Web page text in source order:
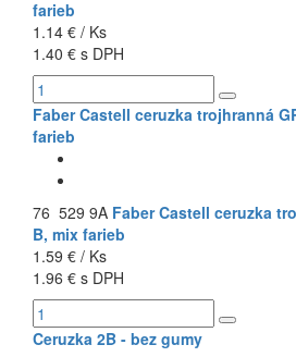
farieb
1.14 € / Ks
1.40 € s DPH
Faber Castell ceruzka trojhranná
farieb
76 529 9A Faber Castell ceruzka
B, mix farieb
1.59 € / Ks
1.96 € s DPH
Ceruzka 2B - bez gumy